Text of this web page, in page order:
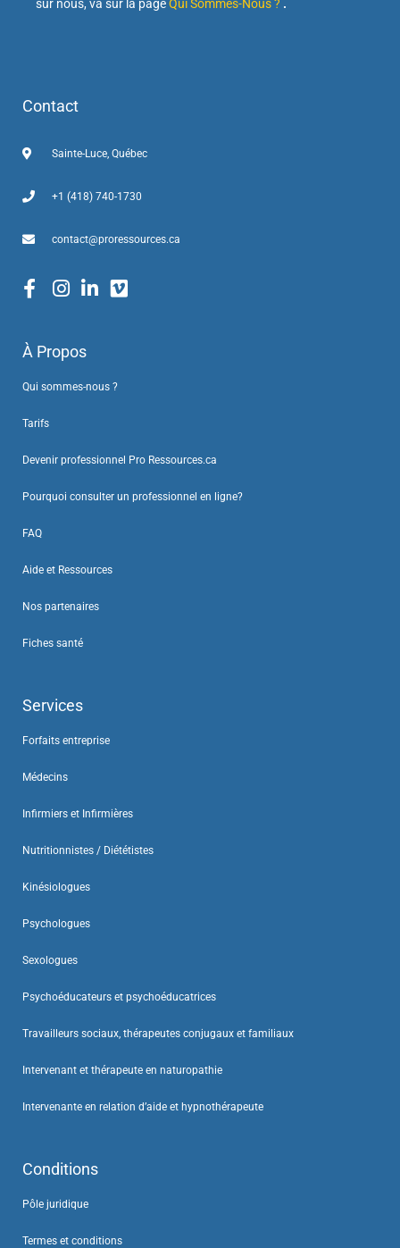
sur nous, va sur la pageQui Sommes-Nous ? .
Contact
Sainte-Luce, Québec
+1 (418) 740-1730
contact@proressources.ca
À Propos
Qui sommes-nous ?
Tarifs
Devenir professionnel Pro Ressources.ca
Pourquoi consulter un professionnel en ligne?
FAQ
Aide et Ressources
Nos partenaires
Fiches santé
Services
Forfaits entreprise
Médecins
Infirmiers et Infirmières
Nutritionnistes / Diététistes
Kinésiologues
Psychologues
Sexologues
Psychoéducateurs et psychoéducatrices
Travailleurs sociaux, thérapeutes conjugaux et familiaux
Intervenant et thérapeute en naturopathie
Intervenante en relation d’aide et hypnothérapeute
Conditions
Pôle juridique
Termes et conditions